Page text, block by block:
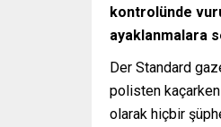
kontrolünde
ayaklanmalara
Der Standard
polisten
olarak hiçbir